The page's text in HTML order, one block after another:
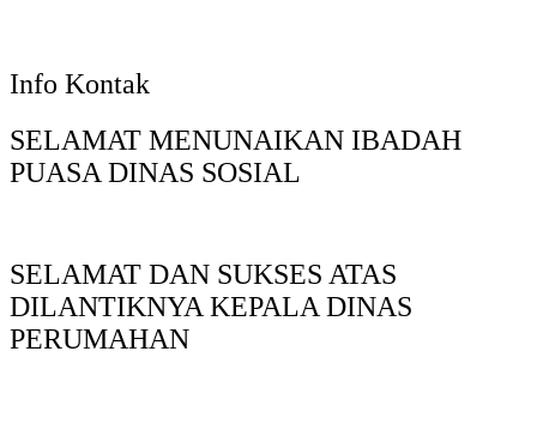
Info Kontak
SELAMAT MENUNAIKAN IBADAH
PUASA DINAS SOSIAL
SELAMAT DAN SUKSES ATAS
DILANTIKNYA KEPALA DINAS
PERUMAHAN